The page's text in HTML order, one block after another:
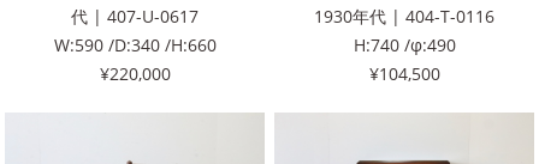
代 | 407-U-0617
W:590 /D:340 /H:660
¥220,000
1930年代 | 404-T-0116
H:740 /φ:490
¥104,500